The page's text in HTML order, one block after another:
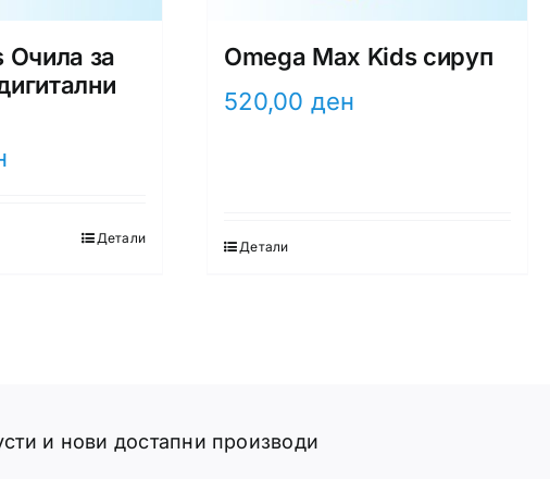
Очила за
Детали
Omega Max Kids сируп
520,00 ден
Детали
и нови достапни производи